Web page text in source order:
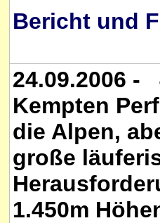
Bericht und
24.09.2006 -
Kempten
die Alpen,
große
1.450m